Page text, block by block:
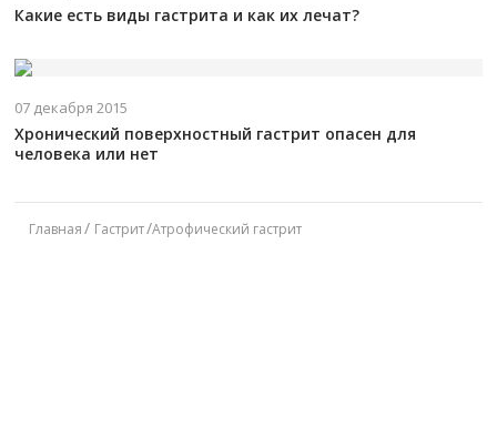
Какие есть виды гастрита и как их лечат?
07 декабря 2015
Хронический поверхностный гастрит опасен для
человека или нет
Главная Гастрит Атрофический гастрит